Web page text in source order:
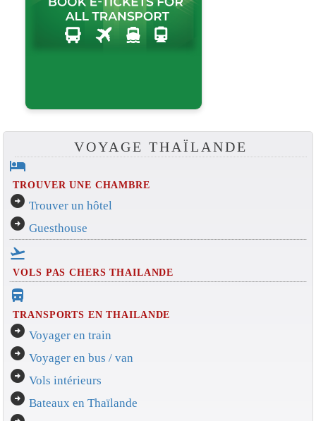
VOYAGE THAÏLANDE
hotel
TROUVER UNE CHAMBRE
arrow_circle_right Trouver un hôtel
arrow_circle_right Guesthouse
flight_takeoff
VOLS PAS CHERS THAILANDE
directions_bus_filled
TRANSPORTS EN THAILANDE
arrow_circle_right Voyager en train
arrow_circle_right Voyager en bus / van
arrow_circle_right Vols intérieurs
arrow_circle_right Bateaux en Thaïlande